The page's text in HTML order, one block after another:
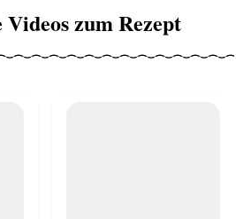
zum Rezept